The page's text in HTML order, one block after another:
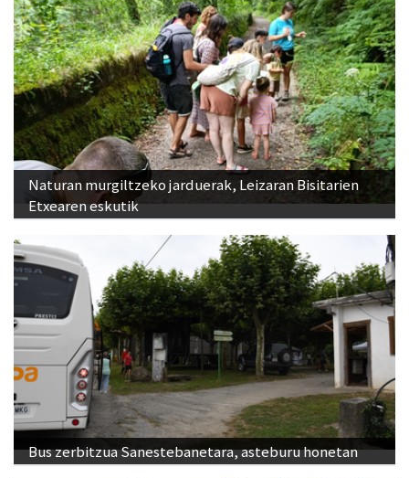
Naturan murgiltzeko jarduerak, Leizaran Bisitarien
Etxearen eskutik
Bus zerbitzua Sanestebanetara, asteburu honetan